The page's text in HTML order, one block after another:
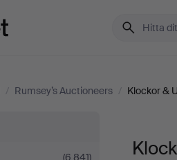
/ Rumsey’s Auctioneers / Klockor &
(6 841)